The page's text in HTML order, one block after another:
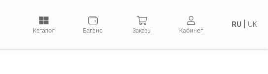
Каталог Баланс Заказы Кабинет
RU UK